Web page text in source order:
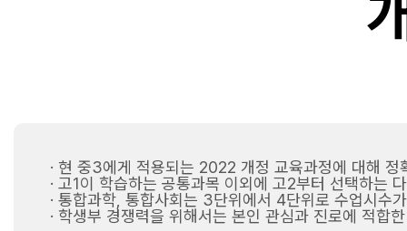
· 현 중3에게 적용되는 2022 개정 교육과정에 대해
· 고1이 학습하는 공통과목 이외에 고2부터 선택하는
· 통합과학, 통합사회는 3단위에서 4단위로 수업시수
· 학생부 경쟁력을 위해서는 본인 관심과 진로에 적합